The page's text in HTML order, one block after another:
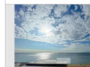
発表しているオ
ざいます。ぜひ
件:当社のみ、も
なオープンハウ